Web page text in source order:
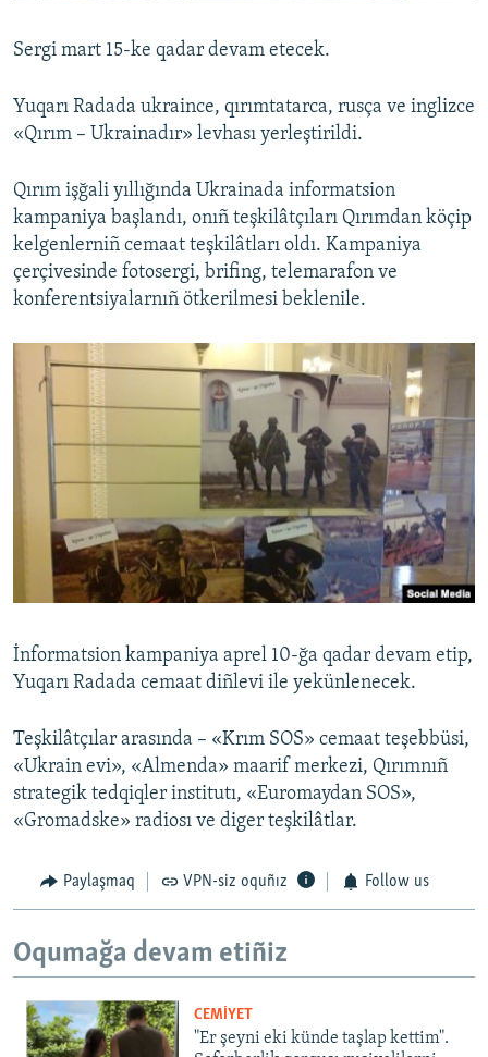
Sergi mart 15-ke qadar devam etecek.
Yuqarı Radada ukraince, qırımtatarca, rusça ve inglizce
«Qırım – Ukrainadır» levhası yerleştirildi.
Qırım işğali yıllığında Ukrainada informatsion
kampaniya başlandı, onıñ teşkilâtçıları Qırımdan köçip
kelgenlerniñ cemaat teşkilâtları oldı. Kampaniya
çerçivesinde fotosergi, brifing, telemarafon ve
konferentsiyalarnıñ ötkerilmesi beklenile.
İnformatsion kampaniya aprel 10-ğa qadar devam etip,
Yuqarı Radada cemaat diñlevi ile yekünlenecek.
Teşkilâtçılar arasında – «Krım SOS» cemaat teşebbüsi,
«Ukrain evi», «Almenda» maarif merkezi, Qırımnıñ
strategik tedqiqler institutı, «Euromaydan SOS»,
«Gromadske» radiosı ve diger teşkilâtlar.
Paylaşmaq VPN-siz oquñız Follow us
Oqumağa devam etiñiz
CEMİYET
"Er şeyni eki künde taşlap kettim".